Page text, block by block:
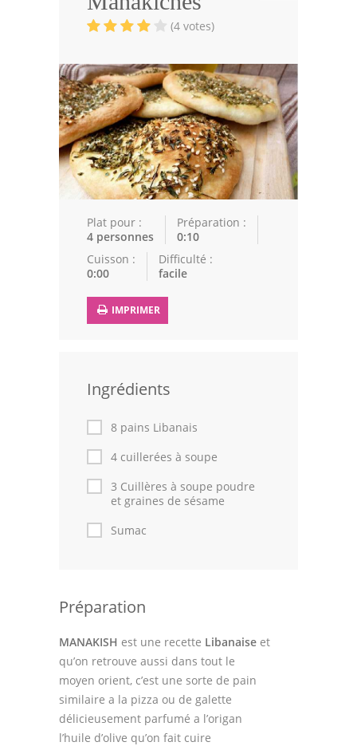
Volailles
Pâtisseries Orientales
Recettes marocaine
Cuisine Algérienne
Cuisine Tunisienne
Cuisine Libanaise
Articles
Actualités
Leçons de cuisine
Fêtes Religieuses
Chefs
Forum
Thèmes
(4 votes)
Plat pour :
4 personnes
Préparation :
0:10
Cuisson :
0:00
Difficulté :
facile
IMPRIMER
Ingrédients
8 pains Libanais
4 cuillerées à soupe
3 Cuillères à soupe poudre
et graines de sésame
Sumac
Préparation
MANAKISH est une recette Libanaise et
qu’on retrouve aussi dans tout le
moyen orient, c’est une sorte de pain
similaire a la pizza ou de galette
délicieusement parfumé a l’origan
l’huile d’olive qu’on fait cuire